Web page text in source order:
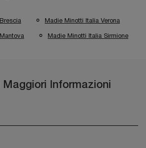
Madie Minotti Italia Verona
Madie Minotti Italia Sirmione
Maggiori Informazioni